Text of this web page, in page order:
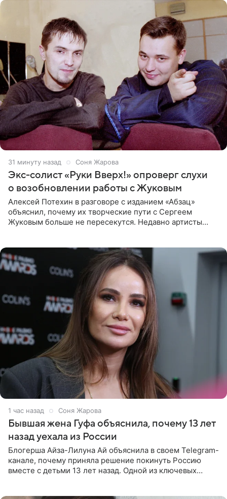
31 минуту назад Соня Жарова
Экс-солист «Руки Вверх!» опроверг слухи
о возобновлении работы с Жуковым
Алексей Потехин в разговоре с изданием «Абзац»
объяснил, почему их творческие пути с Сергеем
Жуковым больше не пересекутся. Недавно артисты
1 час назад Соня Жарова
Бывшая жена Гуфа объяснила, почему 13 лет
назад уехала из России
Блогерша Айза-Лилуна Ай объяснила в своем Telegram-
канале, почему приняла решение покинуть Россию
вместе с детьми 13 лет назад. Одной из ключевых